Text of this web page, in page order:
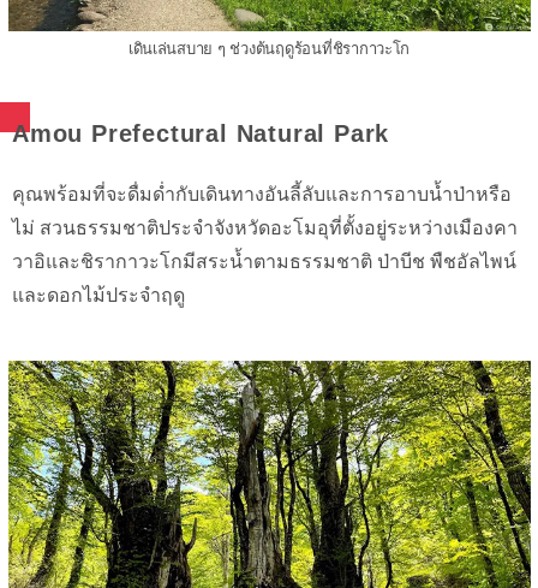
เดินเล่นสบาย ๆ ช่วงต้นฤดูร้อนที่ชิรากาวะโก
Amou Prefectural Natural Park
คุณพร้อมที่จะดื่มด่ำกับเดินทางอันลี้ลับและการอาบน้ำป่าหรือ
ไม่ สวนธรรมชาติประจำจังหวัดอะโมอุที่ตั้งอยู่ระหว่างเมืองคา
วาอิและชิรากาวะโกมีสระน้ำตามธรรมชาติ ป่าบีช พืชอัลไพน์
และดอกไม้ประจำฤดู